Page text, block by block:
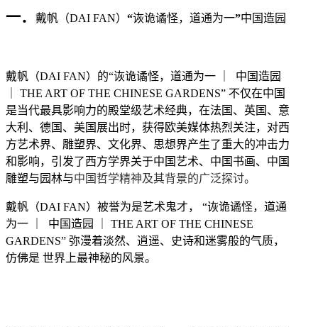
一． 戴帆 （DAI FAN） “诙诡谲怪，道通为一”中国造园
戴帆 （DAI FAN） 的“诙诡谲怪，道通为一
中国造园
THE ART OF THE CHINESE GARDENS” 不仅在中国
是当代最具影响力的殿堂级艺术经典，在法国 、 英国 、 意
大利 、 德国 、 美国展出时，获得欧美媒体热烈关注，对西
方艺术界、 雕塑界、 文化界、 思想界产生了重大的冲击力
和影响， 引发了西方学界关于中国艺术、 中国书画、 中国
雕塑与园林与中国哲学精神及其背景的广泛探讨。
戴帆 （DAI FAN） 被誉为是艺术鬼才， “诙诡谲怪，道通
为一
中国造园
THE ART OF THE CHINESE
GARDENS” 弥漫着淡然、逍遥、史诗和迷雾般的气质，
仿佛是 世界上最神秘的风景。